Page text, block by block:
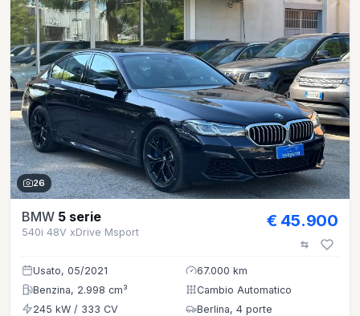
26
BMW 5 serie
540i 48V xDrive Msport
€ 45.900
Usato, 05/2021
67.000 km
Benzina, 2.998 cm³
Cambio Automatico
245 kW / 333 CV
Berlina, 4 porte